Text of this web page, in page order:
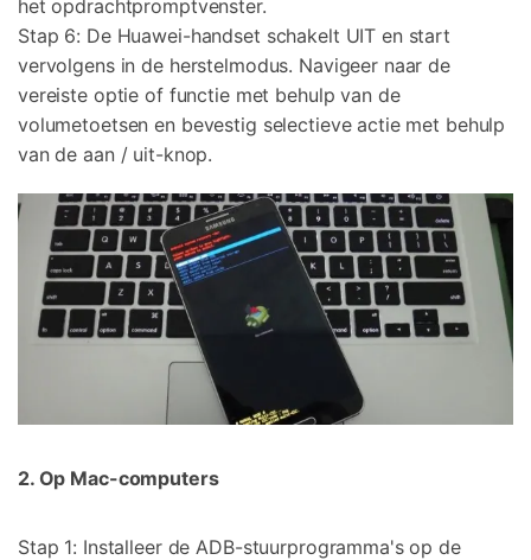
het opdrachtpromptvenster.
Stap 6: De Huawei-handset schakelt UIT en start
vervolgens in de herstelmodus. Navigeer naar de
vereiste optie of functie met behulp van de
volumetoetsen en bevestig selectieve actie met behulp
van de aan / uit-knop.
2. Op Mac-computers
Stap 1: Installeer de ADB-stuurprogramma's op de